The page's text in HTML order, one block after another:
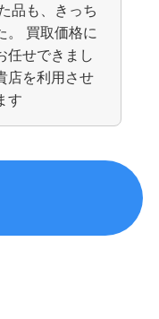
品も、きっち
。 買取価格に
せできまし
店を利用させ
す